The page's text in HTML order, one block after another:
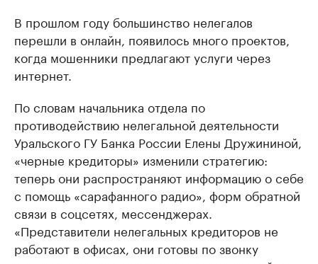
В прошлом году большинство нелегалов
перешли в онлайн, появилось много проектов,
когда мошенники предлагают услуги через
интернет.
По словам начальника отдела по
противодействию нелегальной деятельности
Уральского ГУ Банка России Елены Дружининой,
«черные кредиторы» изменили стратегию:
теперь они распространяют информацию о себе
с помощь «сарафанного радио», форм обратной
связи в соцсетях, мессенджерах.
«Представители нелегальных кредиторов не
работают в офисах, они готовы по звонку